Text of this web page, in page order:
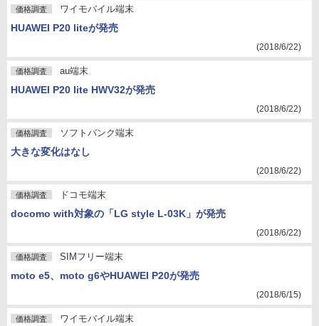
価格調査 ワイモバイル端末
HUAWEI P20 liteが発売
(2018/6/22)
価格調査 au端末
HUAWEI P20 lite HWV32が発売
(2018/6/22)
価格調査 ソフトバンク端末
大きな変化はなし
(2018/6/22)
価格調査 ドコモ端末
docomo with対象の「LG style L-03K」が発売
(2018/6/22)
価格調査 SIMフリー端末
moto e5、moto g6やHUAWEI P20が発売
(2018/6/15)
価格調査 ワイモバイル端末